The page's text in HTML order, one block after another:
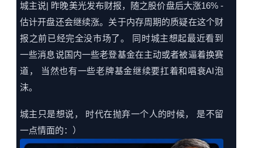
城主说| 昨晚美光发布财报，随之股价盘后大涨16% -
估计开盘还会继续涨。关于内存周期的质疑在这个财
报之前已经完全没市场了。 同时城主想起最近看到
一些消息说国内一些老登基金在主动或者被逼着换赛
道， 当然也有一些老牌基金继续要扛着和唱衰AI泡
沫。
城主只是想说， 时代在抛弃一个人的时候， 是不留
一点情面的：）